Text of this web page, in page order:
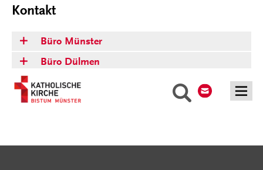
Suche
Kontakt
Büro Münster
Büro Dülmen
Büro Xanten